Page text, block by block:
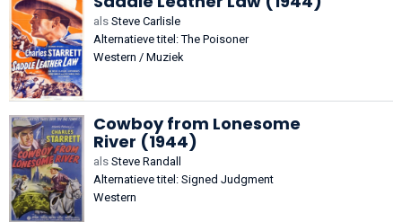
als Steve Carlisle
Alternatieve titel: The Poisoner
Western / Muziek
Cowboy from Lonesome
River (1944)
als Steve Randall
Alternatieve titel: Signed Judgment
Western